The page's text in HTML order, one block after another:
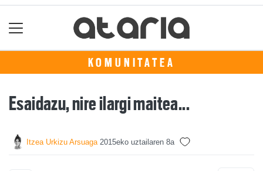
KOMUNITATEA
Esaidazu, nire ilargi maitea...
Itzea Urkizu Arsuaga 2015eko uztailaren 8a